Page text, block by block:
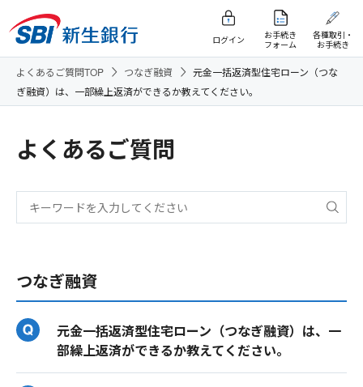
ログイン
お手続き
フォーム
各種取引・
お手続き
よくあるご質問TOP つなぎ融資
元金一括返済型住宅ローン（つな
ぎ融資）は、一部繰上返済ができるか教えてください。
よくあるご質問
つなぎ融資
元金一括返済型住宅ローン（つなぎ融資）は、一
部繰上返済ができるか教えてください。